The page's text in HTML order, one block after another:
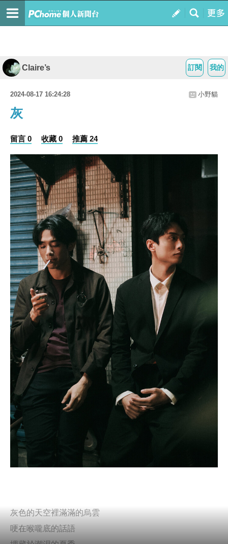
我的
訂閱
Claire’s
2024-08-17 16:24:28 小野貓
灰
留言 0 收藏 0 推薦 24
灰色的天空裡滿滿的烏雲
哽在喉嚨底的話語